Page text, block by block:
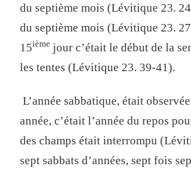
du septième mois (Lévitique 23.
du septième mois (Lévitique 23.
15ième jour c’était le début de la
les tentes (Lévitique 23. 39-41).
L’année sabbatique, était
année, c’était l’année du repos
des champs était interrompu
sept sabbats d’années, sept fois